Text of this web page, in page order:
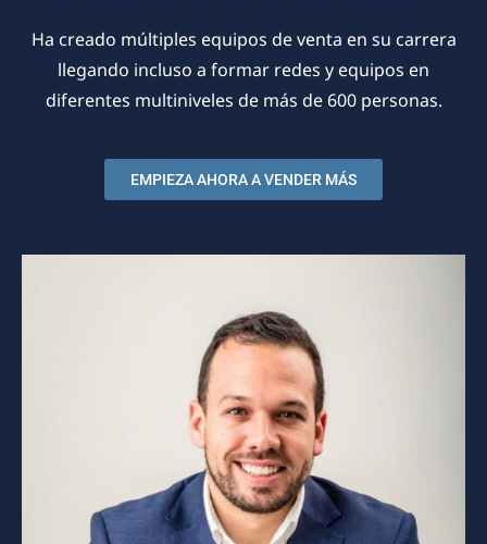
Ha creado múltiples equipos de venta en su carrera
llegando incluso a formar redes y equipos en
diferentes multiniveles de más de 600 personas.
EMPIEZA AHORA A VENDER MÁS